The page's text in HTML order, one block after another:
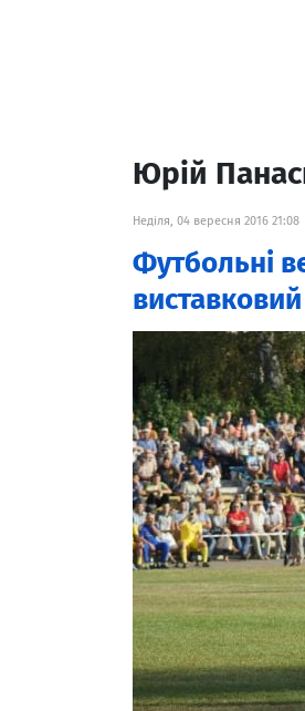
Юрій
Неділя, 04 вересня 2016 21:08
Футбольні